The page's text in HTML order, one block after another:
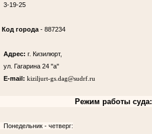
3-19-25
Код города - 887234
Адрес: г. Кизилюрт,
ул. Гагарина 24 "а"
E-mail: kiziljurt-gs.dag@sudrf.ru
Режим работы суда:
Понедельник - четверг: